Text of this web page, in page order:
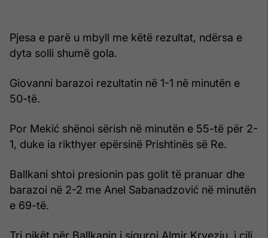
Pjesa e parë u mbyll me këtë rezultat, ndërsa e
dyta solli shumë gola.
Giovanni barazoi rezultatin në 1-1 në minutën e
50-të.
Por Mekić shënoi sërish në minutën e 55-të për 2-
1, duke ia rikthyer epërsinë Prishtinës së Re.
Ballkani shtoi presionin pas golit të pranuar dhe
barazoi në 2-2 me Anel Sabanadzović në minutën
e 69-të.
Tri pikët për Ballkanin i siguroi Almir Kryeziu, i cili